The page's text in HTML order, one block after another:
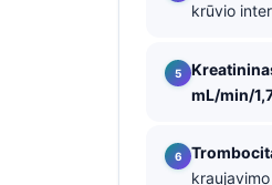
krūvio
mL/min/